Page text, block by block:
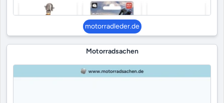
motorradleder.de
Motorradsachen